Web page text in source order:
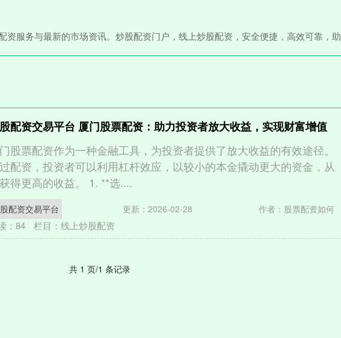
资服务与最新的市场资讯。炒股配资门户，线上炒股配资，安全便捷，高效可靠，助
配资交易平台 厦门股票配资：助力投资者放大收益，实现财富增值
股票配资作为一种金融工具，为投资者提供了放大收益的有效途径。
配资，投资者可以利用杠杆效应，以较小的本金撬动更大的资金，从
得更高的收益。 1. **选....
配资交易平台 更新：2026-02-28 作者：股票配资如何
： 84 栏目： 线上炒股配资
共 1 页/1 条记录